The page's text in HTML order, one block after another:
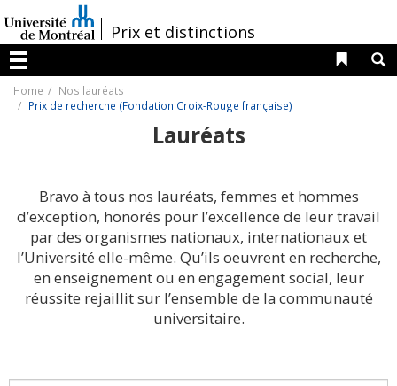
au
contenu
/Prix et distinctions
Menu
Liens
Home
Nos lauréats
Prix de recherche (Fondation Croix-Rouge française)
Lauréats
Bravo à tous nos lauréats, femmes et hommes
d’exception, honorés pour l’excellence de leur travail
par des organismes nationaux, internationaux et
l’Université elle-même. Qu’ils oeuvrent en recherche,
en enseignement ou en engagement social, leur
réussite rejaillit sur l’ensemble de la communauté
universitaire.